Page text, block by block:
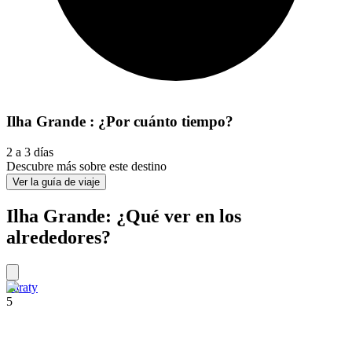
Ilha Grande : ¿Por cuánto tiempo?
2 a 3 días
Descubre más sobre este destino
Ver la guía de viaje
Ilha Grande: ¿Qué ver en los
alrededores?
Paraty
5